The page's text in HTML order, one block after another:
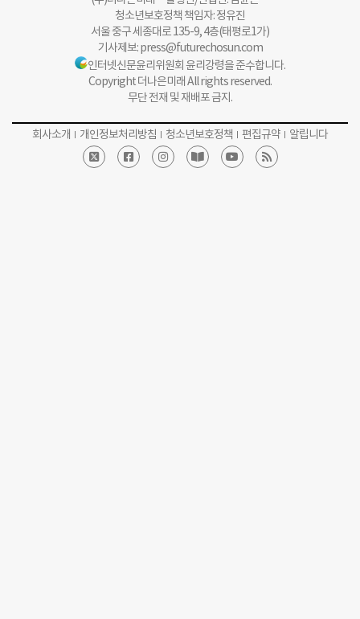
청소년보호정책 책임자: 정유진
서울 중구 세종대로 135-9, 4층(태평로1가)
기사제보:press@futurechosun.com
인터넷신문윤리위원회 윤리강령을 준수합니다.
Copyright 더나은미래 All rights reserved.
무단 전재 및 재배포 금지.
회사소개 개인정보처리방침 청소년보호정책 편집규약 알립니다